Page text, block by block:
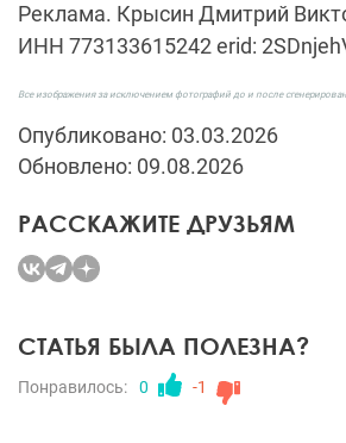
Реклама. Крысин Дмитрий
ИНН 773133615242erid:
Все изображения за исключением фотографий до и после
Опубликовано: 03.03.2026
Обновлено: 09.08.2026
РАССКАЖИТЕ ДРУЗЬЯМ
СТАТЬЯ БЫЛА ПОЛЕЗНА?
Понравилось: 0 -1